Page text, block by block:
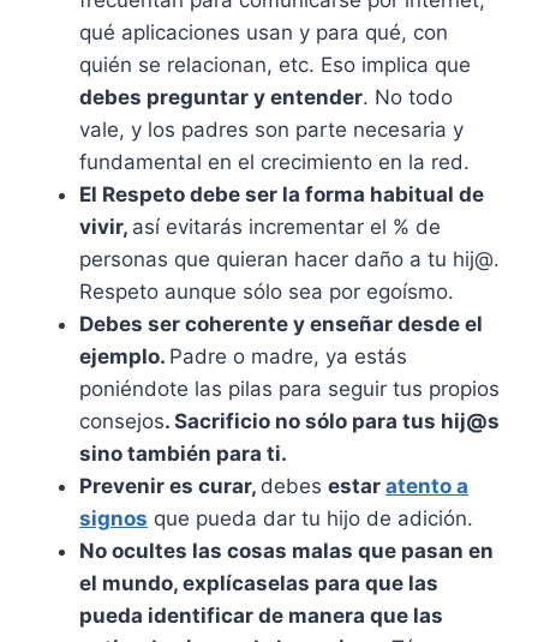
qué aplicaciones usan y para qué, con
quién se relacionan, etc. Eso implica que
debes preguntar y entender. No todo
vale, y los padres son parte necesaria y
fundamental en el crecimiento en la red.
El Respeto debe ser la forma habitual de
vivir, así evitarás incrementar el % de
personas que quieran hacer daño a tu hij@.
Respeto aunque sólo sea por egoísmo.
Debes ser coherente y enseñar desde el
ejemplo. Padre o madre, ya estás
poniéndote las pilas para seguir tus propios
consejos. Sacrificio no sólo para tus hij@s
sino también para ti.
Prevenir es curar, debes estar atento a
signos que pueda dar tu hijo de adición.
No ocultes las cosas malas que pasan en
el mundo, explícaselas para que las
pueda identificar de manera que las